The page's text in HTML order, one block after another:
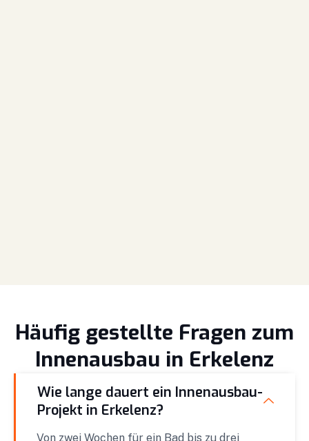
Häufig gestellte Fragen zum
Innenausbau in Erkelenz
Wie lange dauert ein Innenausbau-
Projekt in Erkelenz?
Von zwei Wochen für ein Bad bis zu drei